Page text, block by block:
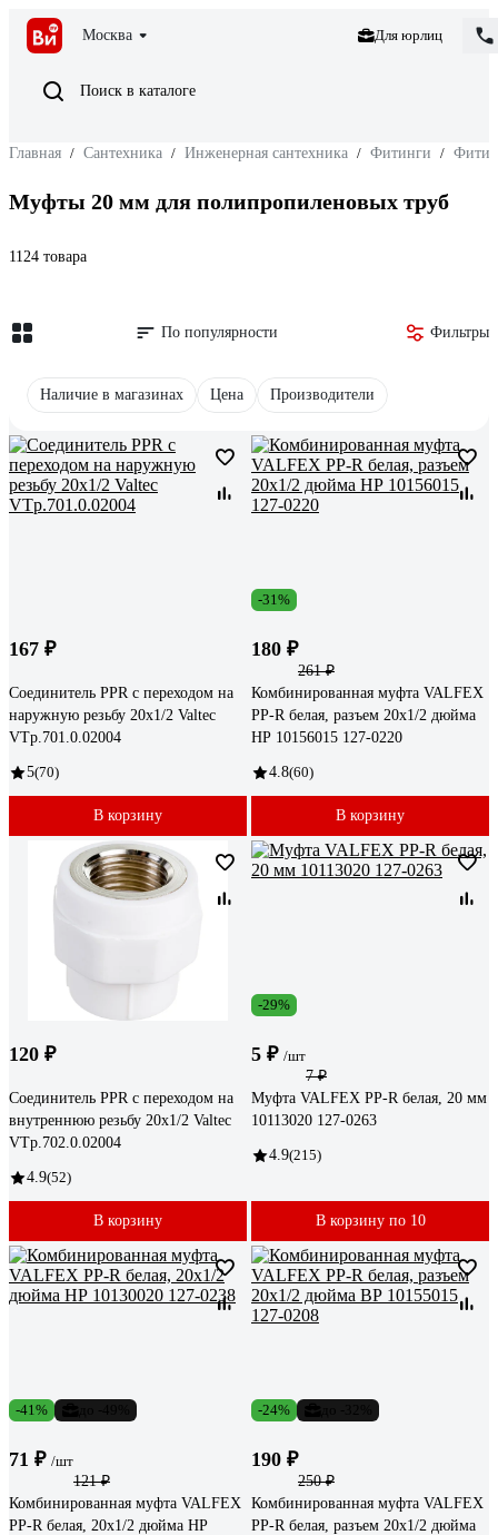
Москва Для юрлиц
Поиск в каталоге
Главная / Сантехника / Инженерная сантехника / Фитинги /
Муфты 20 мм для полипропиленовых труб
1124 товара
По популярности Фильтры
Наличие в магазинах Цена Производители
167 ₽
Соединитель PPR с переходом на
наружную резьбу 20х1/2 Valtec
VTp.701.0.02004
5(70)
В корзину
-31%
180 ₽
261 ₽
Комбинированная муфта VALFEX
PP-R белая, разъем 20х1/2 дюйма
НР 10156015 127-0220
4.8(60)
В корзину
120 ₽
Соединитель PPR с переходом на
внутреннюю резьбу 20х1/2 Valtec
VTp.702.0.02004
4.9(52)
В корзину
-29%
5 ₽ /шт
7 ₽
Муфта VALFEX PP-R белая, 20 мм
10113020 127-0263
4.9(215)
В корзину по 10
-41%
71 ₽ /шт
121 ₽
Комбинированная муфта VALFEX
PP-R белая, 20х1/2 дюйма НР
-24%
190 ₽
250 ₽
Комбинированная муфта VALFEX
PP-R белая, разъем 20х1/2 дюйма